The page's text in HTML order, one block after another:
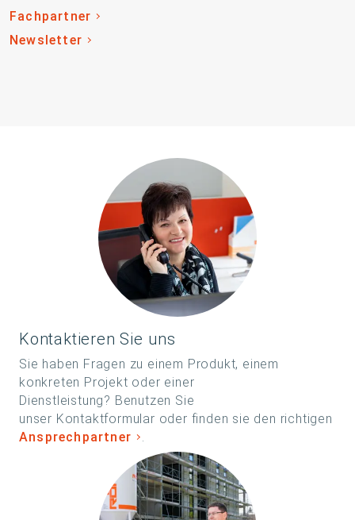
Fachpartner
Newsletter
Kontaktieren Sie uns
Sie haben Fragen zu einem Produkt, einem
konkreten Projekt oder einer
Dienstleistung? Benutzen Sie
unser Kontaktformular oder finden sie den richtigen
Ansprechpartner